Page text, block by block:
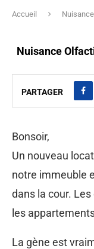
Accueil
Nuisance
PARTAGER
Bonsoir,
Un nouveau
notre immeuble
dans la cour.
les
La gène est